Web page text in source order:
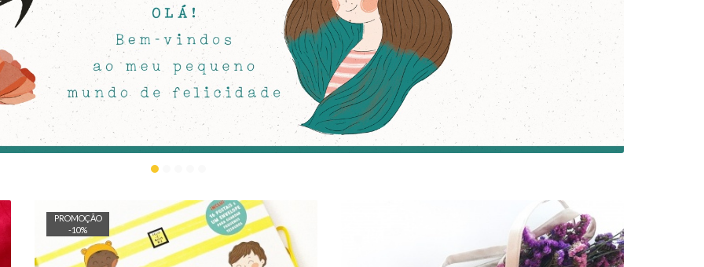
PROMOÇÃO
-10%